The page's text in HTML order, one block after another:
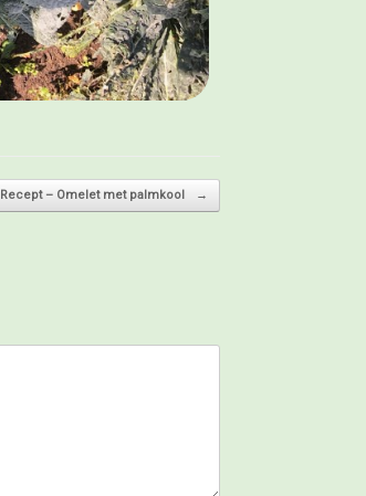
Recept – Omelet met palmkool →